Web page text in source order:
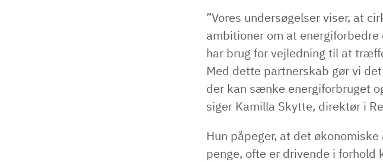
”Vores undersøgelser viser, at
ambitioner om at
har brug for vejledning til at
Med dette partnerskab gør vi
der kan sænke energiforbruget
siger Kamilla Skytte, direktør i
Hun påpeger, at det
penge, ofte er drivende i forhold